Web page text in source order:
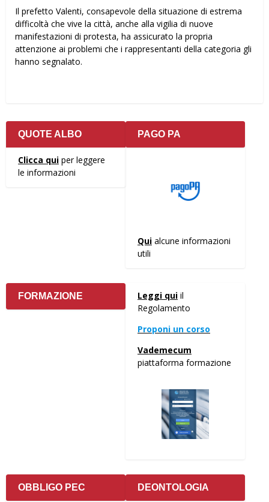
Il prefetto Valenti, consapevole della situazione di estrema
difficoltà che vive la città, anche alla vigilia di nuove
manifestazioni di protesta, ha assicurato la propria
attenzione ai problemi che i rappresentanti della categoria gli
hanno segnalato.
QUOTE ALBO
Clicca qui per leggere
le informazioni
PAGO PA
Qui alcune informazioni
utili
FORMAZIONE Leggi qui il
Regolamento
Proponi un corso
Vademecum
piattaforma formazione
OBBLIGO PEC DEONTOLOGIA